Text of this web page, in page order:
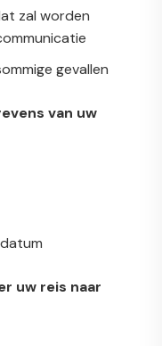
zal worden
gevallen
van uw
uw reis naar